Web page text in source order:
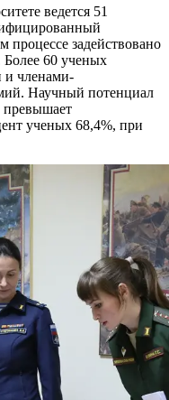
ведется 51
процессе задействовано
Более 60 ученых
и членами-
Научный потенциал
превышает
ученых 68,4%, при